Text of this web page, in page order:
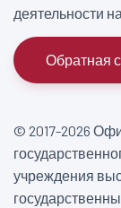
деятельности
Обратная
© 2017-2026
учреждения